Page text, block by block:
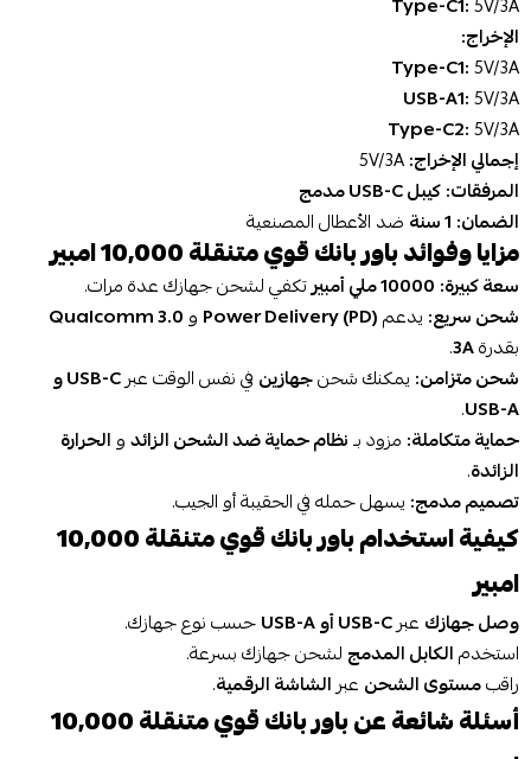
الإخراج:
Type-C1:5V/3A
USB-A1:5V/3A
Type-C2:5V/3A
إجمالي الإخراج:
المرفقات:كيبل USB-C مدمج
الضمان: 1 سنة ضد الأعطال المصنعية
مزايا وفوائد باور بانك قوي متنقلة 10,000 امبير
سعة كبيرة: 10000 ملي أمبير
تكفي لشحن جهازك عدة مرات.
شحن سريع: يدعمPower Delivery (PD) وQualcomm 3.0
بقدرة3A
.
شحن متزامن: يمكنك شحنجهازين في نفس الوقت عبر
USB-C و
USB-A
.
حماية متكاملة: مزود بـنظام حماية ضد الشحن الزائدوالحرارة
الزائدة.
تصميم مدمج: يسهل حمله في الحقيبة أو الجيب.
كيفية استخدام باور بانك قوي متنقلة 10,000
امبير
وصل جهازك عبرUSB-C أو USB-A
حسب نوع جهازك.
استخدمالكابل المدمج لشحن جهازك بسرعة.
راقبمستوى الشحن عبرالشاشة الرقمية.
أسئلة شائعة عن باور بانك قوي متنقلة 10,000